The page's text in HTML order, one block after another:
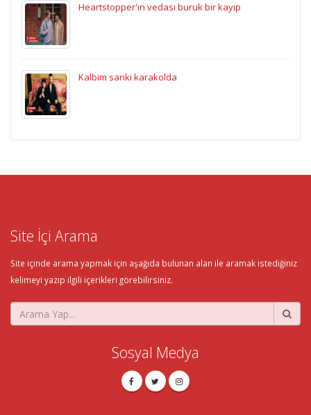
Heartstopper'ın vedası buruk bir kayıp
Kalbim sanki karakolda
Site İçi Arama
Site içinde arama yapmak için aşağıda bulunan alan ile aramak istediğiniz
kelimeyi yazıp ilgili içerikleri görebilirsiniz.
Sosyal Medya